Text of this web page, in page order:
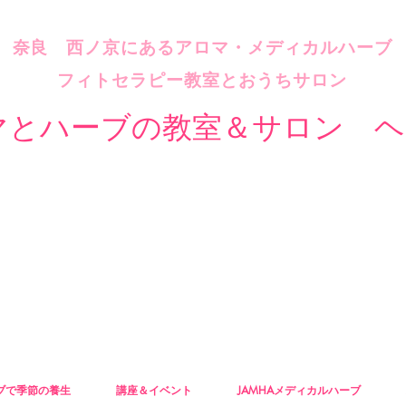
​奈良 西ノ京にあるアロマ・メディカルハーブ
フィトセラピー教室とおうちサロン
とハーブの教室＆サロン
で季節の養生 講座＆イベント JAMHAメディカルハーブ